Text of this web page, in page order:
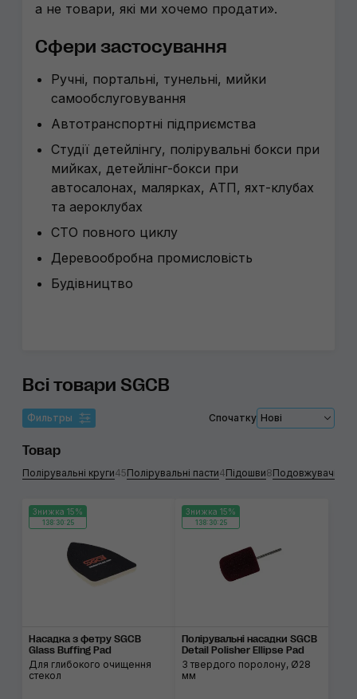
а не товари, які ми хочемо продати».
Сфери застосування
Ручні, портальні, тунельні, мийки
самообслуговування
Автотранспортні підприємства
Студії детейлінгу, полірувальні бокси при
мийках, детейлінг-бокси при
автосалонах, малярках, АТП, яхт-клубах
та аероклубах
СТО повного циклу
Деревообробна промисловість
Будівництво
Всі товари SGCB
Фильтры Спочатку Нові
Товар
Полірувальні круги45Полірувальні пасти4Підошви8Подовжувачі
Знижка 15%
138:30:24
Насадка з фетру SGCB
Glass Buffing Pad
Для глибокого очищення
стекол
Знижка 15%
138:30:24
Полірувальні насадки SGCB
Detail Polisher Ellipse Pad
З твердого поролону, Ø28
мм